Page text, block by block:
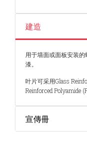
建造
用于墙面或面板安装
漆。
叶片可采用Glass
Reinforced Polyamide
宣傳冊